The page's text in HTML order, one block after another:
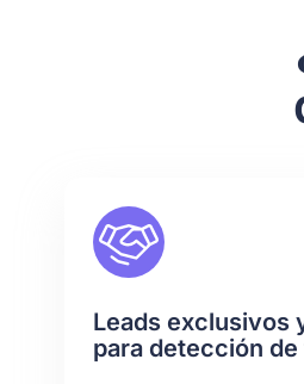
Leads exclusivos
para detección